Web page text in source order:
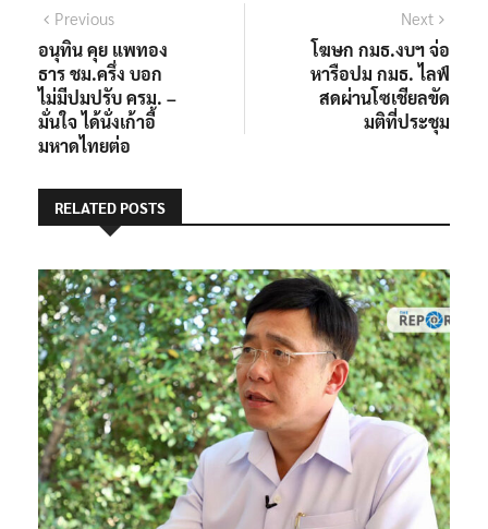
แนะแนว
เรื่อง
Previous
post:
อนุทิน คุย แพทอง
ธาร ชม.ครึ่ง บอก
ไม่มีปมปรับ ครม. –
มั่นใจ ได้นั่งเก้าอี้
มหาดไทยต่อ
Next
โฆษก กมธ.งบฯ จ่อ
หารือปม กมธ. ไลฟ์
สดผ่านโซเชียลขัด
มติที่ประชุม
RELATED POSTS